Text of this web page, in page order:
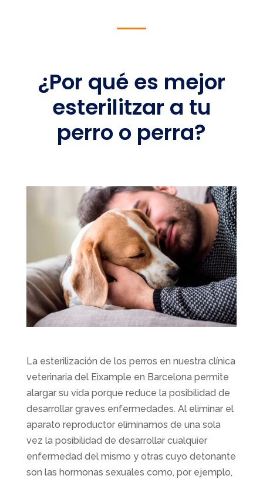
¿Por qué es mejor
esterilitzar a tu
perro o perra?
La esterilización de los perros en nuestra clínica
veterinaria del Eixample en Barcelona permite
alargar su vida porque reduce la posibilidad de
desarrollar graves enfermedades. Al eliminar el
aparato reproductor eliminamos de una sola
vez la posibilidad de desarrollar cualquier
enfermedad del mismo y otras cuyo detonante
son las hormonas sexuales como, por ejemplo,